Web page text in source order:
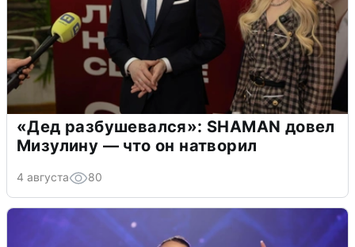
«Дед разбушевался»: SHAMAN довел
Мизулину — что он натворил
4 августа 80